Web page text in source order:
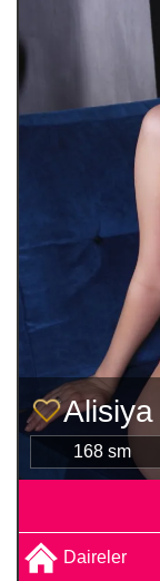
Alisiya
168 sm
Daireler